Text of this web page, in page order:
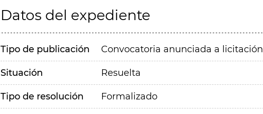
Datos del expediente
Tipo de publicación Convocatoria anunciada a licitación
Situación Resuelta
Tipo de resolución Formalizado